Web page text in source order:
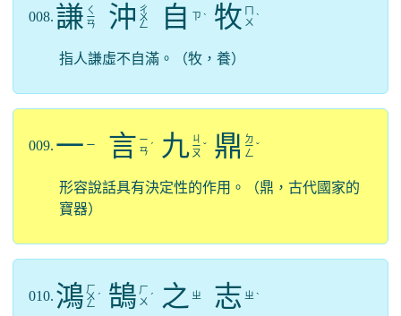
008. 謙 ㄑ
ㄧ
ㄢ 沖 ㄔ
ㄨ
ㄥ 自 ㄗ ˋ 牧 ㄨ ˋ
指人謙虛不自滿。（牧，養）
009. 一 ㄧ 言 ㄧ
ㄢ ˊ 九 ㄐ
ㄧ
ㄡ
ˇ 鼎 ㄉ
ㄧ
ㄥ
ˇ
形容說話具有決定性的作用。（鼎，古代國家的
寶器）
010. 鴻 ㄏ
ㄨ
ㄥ
ˊ 鵠 ㄏ
ㄨ ˊ 之 ㄓ 志 ㄓ ˋ